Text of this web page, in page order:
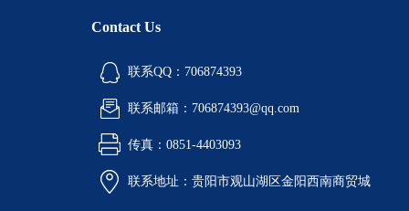
Contact Us
联系QQ：706874393
联系邮箱：706874393@qq.com
传真：0851-4403093
联系地址：贵阳市观山湖区金阳西南商贸城